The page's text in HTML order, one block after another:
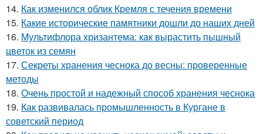
14. Как изменился облик Кремля с течения времени
15. Какие исторические памятники дошли до наших дней
16. Мультифлора хризантема: как вырастить пышный
цветок из семян
17. Секреты хранения чеснока до весны: проверенные
методы
18. Очень простой и надежный способ хранения чеснока
19. Как развивалась промышленность в Кургане в
советский период